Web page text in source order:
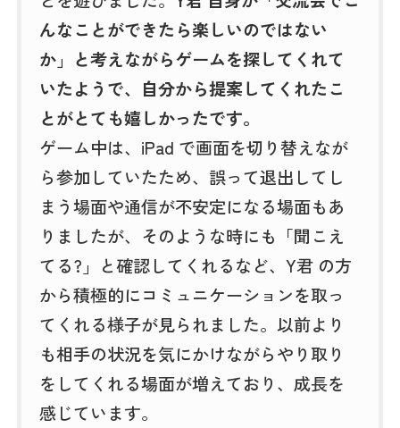
んなことができたら楽しいのではない
か」と考えながらゲームを探してくれて
いたようで、自分から提案してくれたこ
とがとても嬉しかったです。
ゲーム中は、iPad で画面を切り替えなが
ら参加していたため、誤って退出してし
まう場面や通信が不安定になる場面もあ
りましたが、そのような時にも「聞こえ
てる?」と確認してくれるなど、Y君 の方
から積極的にコミュニケーションを取っ
てくれる様子が見られました。以前より
も相手の状況を気にかけながらやり取り
をしてくれる場面が増えており、成長を
感じています。